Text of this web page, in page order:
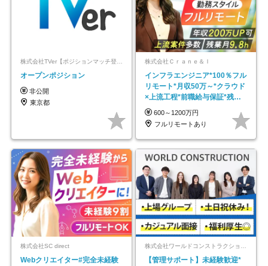
株式会社TVer【ポジションマッチ登録】
オープンポジション
非公開
東京都
株式会社Ｃｒａｎｅ＆Ｉ
インフラエンジニア*100％フル
リモート*月収50万～*クラウド
×上流工程*前職給与保証*残業
月9.8h
600～1200万円
フルリモートあり
株式会社SC direct
Webクリエイター#完全未経験
【管理サポート】未経験歓迎*